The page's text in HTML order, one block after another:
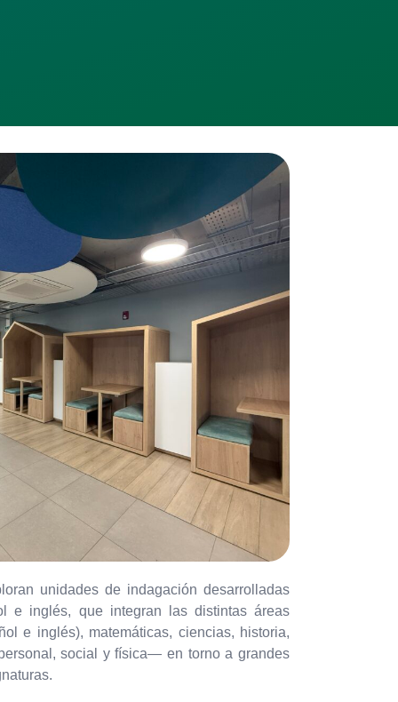
unidades de indagación desarrolladas
e inglés, que integran las distintas áreas
e inglés), matemáticas, ciencias, historia,
social y física— en torno a grandes